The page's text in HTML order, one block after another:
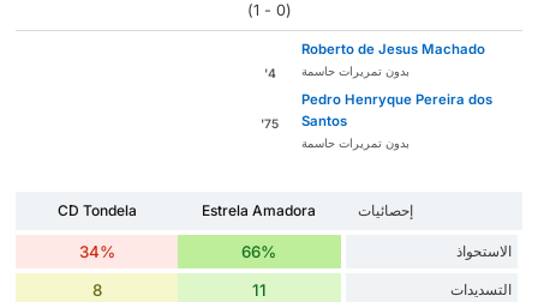
(0 - 1)
4'
Roberto de Jesus Machado
بدون تمريرات حاسمة
75'
Pedro Henryque Pereira dos
Santos
بدون تمريرات حاسمة
إحصائيات Estrela Amadora
CD Tondela
الاستحواذ 66%
34%
التسديدات 11
8